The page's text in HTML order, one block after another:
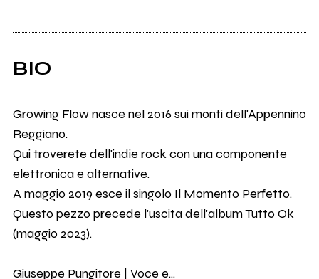
BIO
Growing Flow nasce nel 2016 sui monti dell'Appennino
Reggiano.
Qui troverete dell'indie rock con una componente
elettronica e alternative.
A maggio 2019 esce il singolo Il Momento Perfetto.
Questo pezzo precede l'uscita dell'album Tutto Ok
(maggio 2023).
Giuseppe Pungitore | Voce e...